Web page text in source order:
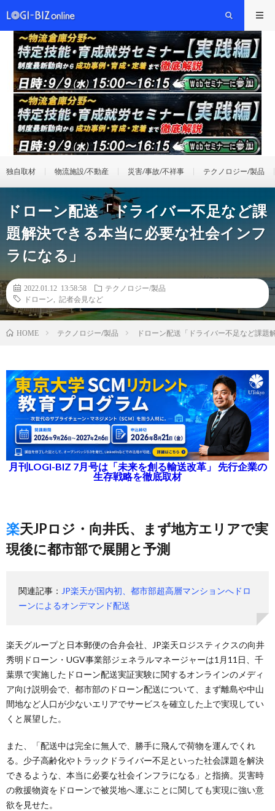
独自取材 物流施設/不動産 災害/事故/不祥事 テクノロジー/製品
ドローン配送「ドライバー不足など課
題解決できる本当に必要な社会インフ
ラになる」
2022.01.12 13:58:58
テクノロジー/製品
ドローン
記者会見など
HOME テクノロジー/製品 ドローン配送「ドライバー不足など課
月刊LOGI-BIZ 7月号は「未来を創る輸送改革」 先行企業の
生存戦略を徹底取材
楽天JPロジ・向井氏、まず地方エリアで実
現後に都市部で展開と予測
関連記事： JP楽天が国内初、都市部超高層マンションへドロ
ーンによるオンデマンド配送
楽天グループと日本郵便の合弁会社、JP楽天ロジスティクスの向井
秀明ドローン・UGV事業部ジェネラルマネージャーは1月11日、千
葉県で実施したドローン配送実証実験に関するオンラインのメディ
ア向け説明会で、都市部のドローン配送について、まず離島や中山
間地など人口が少ないエリアでサービスを確立した上で実現してい
くと展望した。
また、「配送中は完全に無人で、勝手に飛んで荷物を運んでくれ
る。少子高齢化やトラックドライバー不足といった社会課題を解決
できるような、本当に必要な社会インフラになる」と指摘。災害時
の救援物資をドローンで被災地へ運ぶことに関しても実現に強い意
欲を見せた。